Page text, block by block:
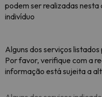
podem ser realizadas
indivíduo
Alguns dos serviços
Por favor, verifique com a
informação está sujeita a